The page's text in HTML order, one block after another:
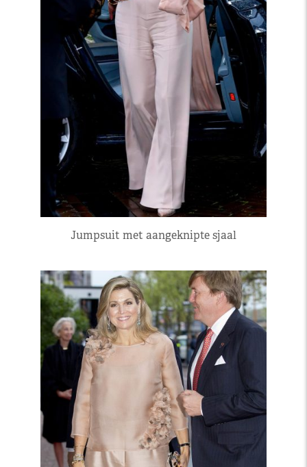
Jumpsuit met aangeknipte sjaal